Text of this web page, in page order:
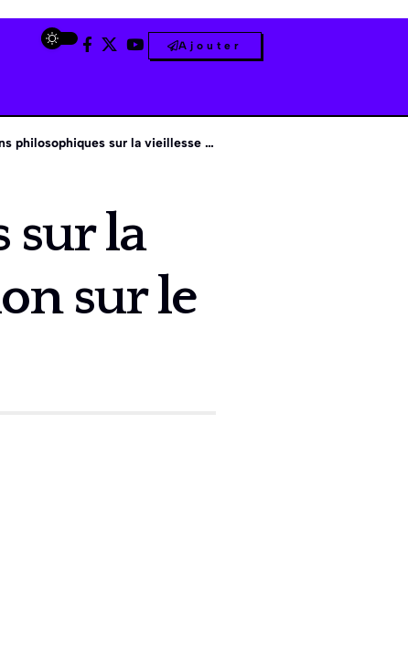
Ajouter
sur la vieillesse : sagesse et réflexion sur le temps qui passe
sur la
sur le